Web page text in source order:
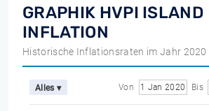
GRAPHIK HVPI ISLAND
INFLATION
Historische Inflationsraten im Jahr 2020
Alles ▾ Von 1 Jan 2020 Bis